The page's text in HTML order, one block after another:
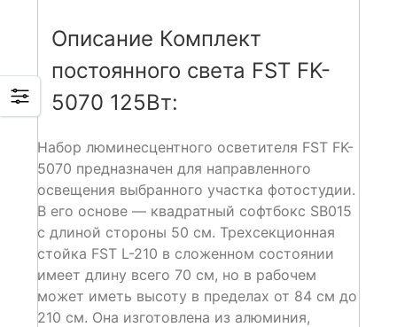
Описание Комплект
постоянного света FST FK-
5070 125Вт:
Набор люминесцентного осветителя FST FK-
5070 предназначен для направленного
освещения выбранного участка фотостудии.
В его основе — квадратный софтбокс SB015
с длиной стороны 50 см. Трехсекционная
стойка FST L-210 в сложенном состоянии
имеет длину всего 70 см, но в рабочем
может иметь высоту в пределах от 84 см до
210 см. Она изготовлена из алюминия,